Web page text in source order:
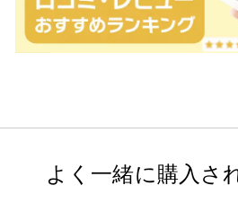
よく一緒に購入さ